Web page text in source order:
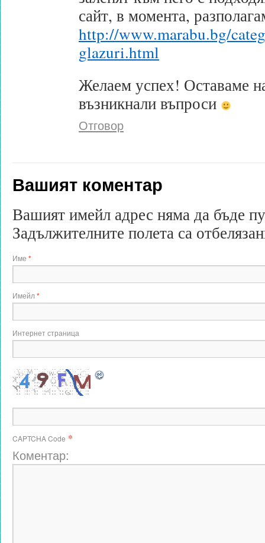
сайт, в момента,
http://www.marabu.bg/
glazuri.html
Желаем успех! Оставаме
възникнали въпроси
Отговор
Вашият коментар
Вашият имейл адрес няма да бъде
Задължителните полета са
Име *
Имейл *
Интернет страница
CAPTCHA Code *
Коментар: